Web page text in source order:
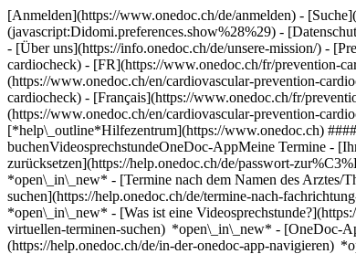
[Anmelden](https://www.onedoc.ch/de/anmelden) -
(javascript:Didomi.preferences.show%28%29) -
- [Über uns](https://info.onedoc.ch/de/unsere-mission/) -
cardiocheck) - [FR](https://www.onedoc.ch/fr/prevention-
(https://www.onedoc.ch/en/cardiovascular-prevention-
cardiocheck) - [Français](https://www.onedoc.ch/fr/
(https://www.onedoc.ch/en/cardiovascular-prevention-
[*help\_outline*Hilfezentrum](https://www.onedoc.ch)
buchenVideosprechstundeOneDoc-AppMeine Termine -
zurücksetzen](https://help.onedoc.ch/de/passwort-
*open\_in\_new* - [Termine nach dem Namen des Arztes/
suchen](https://help.onedoc.ch/de/termine-nach-
*open\_in\_new* - [Was ist eine
virtuellen-terminen-suchen) *open\_in\_new* - [OneDoc-
(https://help.onedoc.ch/de/in-der-onedoc-app-navigieren)